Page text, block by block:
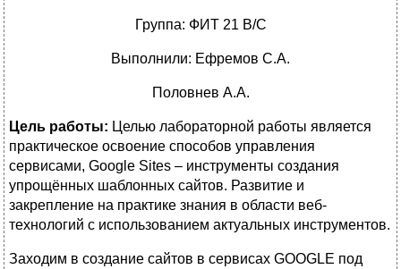
Группа: ФИТ 21 В/С
Выполнили: Ефремов С.А.
Половнев А.А.
Цель работы: Целью лабораторной работы является
практическое освоение способов управления
сервисами, Google Sites – инструменты создания
упрощённых шаблонных сайтов. Развитие и
закрепление на практике знания в области веб-
технологий с использованием актуальных инструментов.
Заходим в создание сайтов в сервисах GOOGLE под